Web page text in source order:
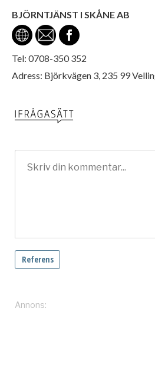
BJÖRNTJÄNST I SKÅNE AB
Tel: 0708-350 352
Adress: Björkvägen 3, 235 99